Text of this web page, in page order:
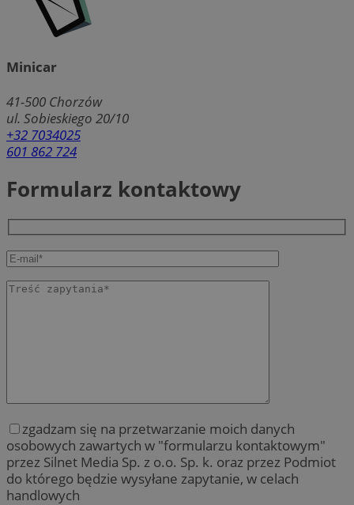
Minicar
41-500 Chorzów
ul. Sobieskiego 20/10
+32 7034025
601 862 724
Formularz kontaktowy
zgadzam się na przetwarzanie moich danych
osobowych zawartych w "formularzu kontaktowym"
przez Silnet Media Sp. z o.o. Sp. k. oraz przez Podmiot
do którego będzie wysyłane zapytanie, w celach
handlowych